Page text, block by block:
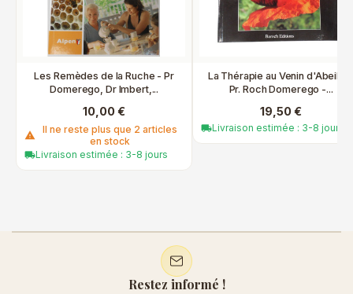
Les Remèdes de la Ruche - Pr
Domerego, Dr Imbert,...
10,00 €
warning
Il ne reste plus que 2 articles
en stock
local_shippingLivraison estimée : 3-8 jours
La Thérapie au Venin d'Abeille
Pr. Roch Domerego -...
19,50 €
local_shippingLivraison estimée : 3-8 jours
Restez informé !